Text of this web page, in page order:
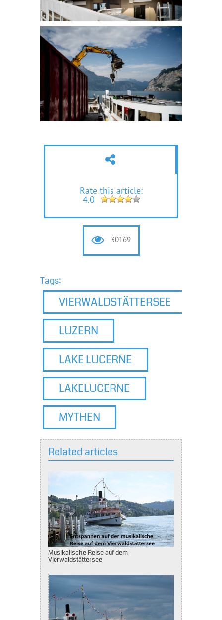
Rate this article:
4.0
30169
Tags:
VIERWALDSTÄTTERSEE
LUZERN
LAKE LUCERNE
LAKELUCERNE
MYTHEN
Related articles
Musikalische Reise auf dem
Vierwaldstättersee